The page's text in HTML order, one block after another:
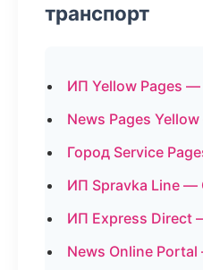
транспорт
ИП Yellow Pages
News Pages
Город Service
ИП Spravka Line —
ИП Express Direct
News Online